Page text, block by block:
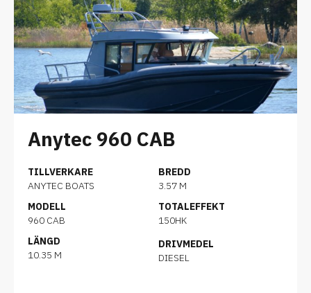
Anytec 960 CAB
TILLVERKARE
ANYTEC BOATS
MODELL
960 CAB
LÄNGD
10.35 M
BREDD
3.57 M
TOTALEFFEKT
150HK
DRIVMEDEL
DIESEL